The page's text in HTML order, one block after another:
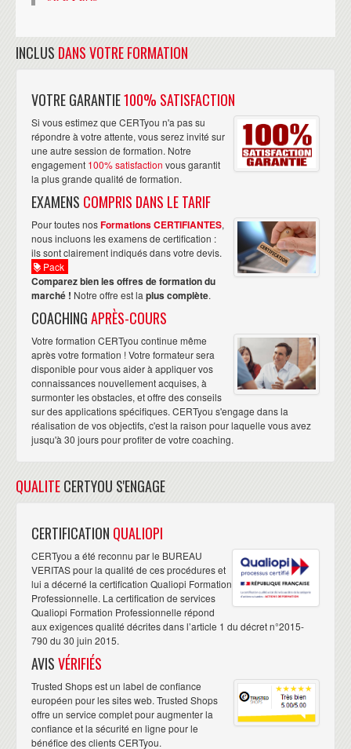
INCLUS DANS VOTRE FORMATION
VOTRE GARANTIE100% SATISFACTION
Si vous estimez que CERTyou n'a pas su
répondre à votre attente, vous serez invité sur
une autre session de formation. Notre
engagement 100% satisfaction vous garantit
la plus grande qualité de formation.
EXAMENS COMPRIS DANS LE TARIF
Pour toutes nosFormations CERTIFIANTES,
nous incluons les examens de certification :
ils sont clairement indiqués dans votre devis.
Pack
Comparez bien les offres de formation du
marché ! Notre offre est la plus complète.
COACHINGAPRÈS-COURS
Votre formation CERTyou continue même
après votre formation ! Votre formateur sera
disponible pour vous aider à appliquer vos
connaissances nouvellement acquises, à
surmonter les obstacles, et offre des conseils
sur des applications spécifiques. CERTyou s'engage dans la
réalisation de vos objectifs, c'est la raison pour laquelle vous avez
jusqu'à 30 jours pour profiter de votre coaching.
QUALITECERTYOU S'ENGAGE
CERTIFICATION QUALIOPI
CERTyou a été reconnu par le BUREAU
VERITAS pour la qualité de ces procédures et
lui a décerné la certification Qualiopi Formation
Professionnelle. La certification de services
Qualiopi Formation Professionnelle répond
aux exigences qualité décrites dans l’article 1 du décret n°2015-
790 du 30 juin 2015.
AVISVÉRIFIÉS
Trusted Shops est un label de confiance
européen pour les sites web. Trusted Shops
offre un service complet pour augmenter la
confiance et la sécurité en ligne pour le
bénéfice des clients CERTyou.